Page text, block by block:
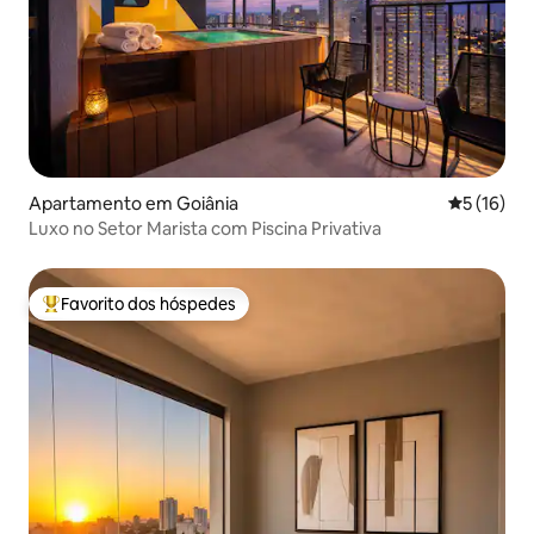
Apartamento em Goiânia
5 (16)
Luxo no Setor Marista com Piscina Privativa
Favoritos dos hóspedes mais apreciados
Favorito dos hóspedes